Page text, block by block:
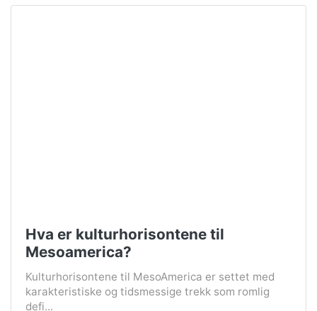
Hva er kulturhorisontene til
Mesoamerica?
Kulturhorisontene til MesoAmerica er settet med
karakteristiske og tidsmessige trekk som romlig
defi...